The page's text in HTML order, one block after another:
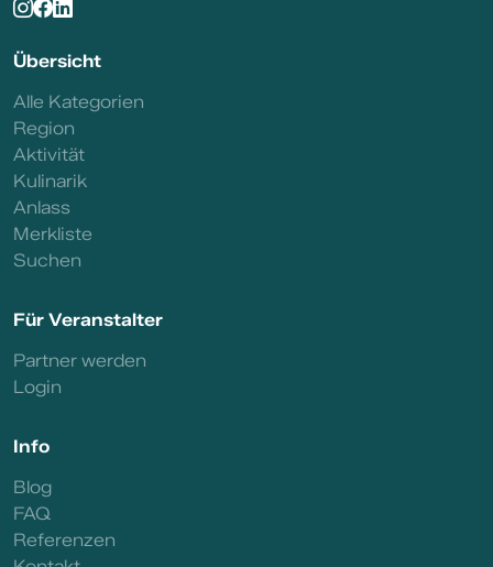
Übersicht
Alle Kategorien
Region
Aktivität
Kulinarik
Anlass
Merkliste
Suchen
Für Veranstalter
Partner werden
Login
Info
Blog
FAQ
Referenzen